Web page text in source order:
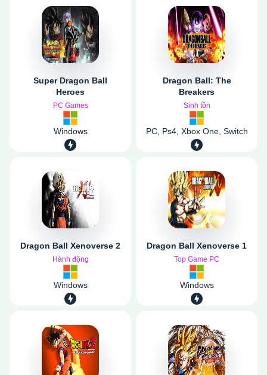
Super Dragon Ball
Heroes
PC Games
Windows
Dragon Ball: The
Breakers
Sinh tồn
PC, Ps4, Xbox One, Switch
Dragon Ball Xenoverse 2
Hành động
Windows
Dragon Ball Xenoverse 1
Top Game PC
Windows